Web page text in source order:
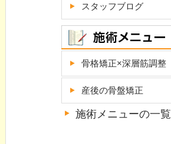
スタッフブログ
骨格矯正×深層筋調整
産後の骨盤矯正
施術メニューの一